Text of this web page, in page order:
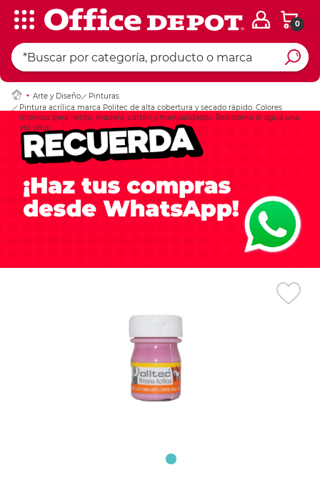
0
Arte y Diseño
Pinturas
Pintura acrílica marca Politec de alta cobertura y secado rápido. Colores
intensos para lienzo, madera, cartón y manualidades. Resistente al agua una
vez seca.
Ingresar Codigo